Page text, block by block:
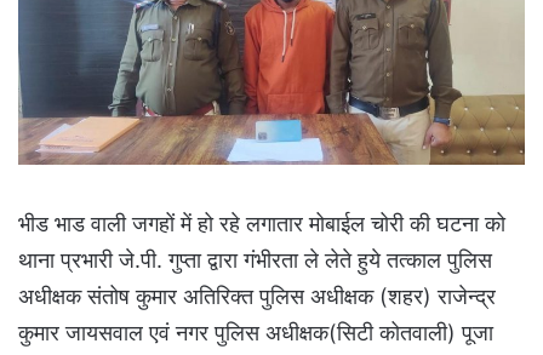
भीड भाड वाली जगहों में हो रहे लगातार मोबाईल चोरी की घटना को
थाना प्रभारी जे.पी. गुप्ता द्वारा गंभीरता ले लेते हुये तत्काल पुलिस
अधीक्षक संतोष कुमार अतिरिक्त पुलिस अधीक्षक (शहर) राजेन्द्र
कुमार जायसवाल एवं नगर पुलिस अधीक्षक(सिटी कोतवाली) पूजा